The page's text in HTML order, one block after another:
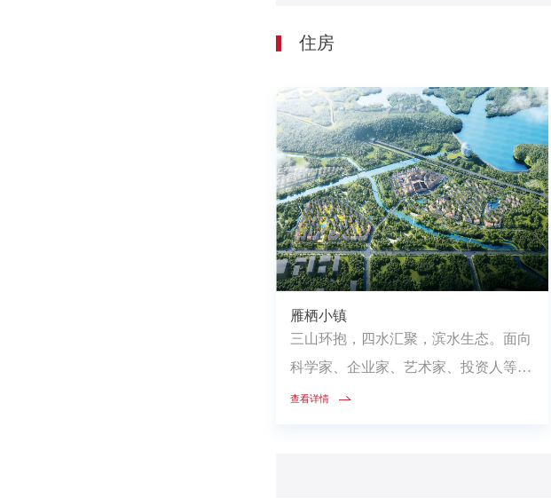
住房
雁栖小镇
三山环抱，四水汇聚，滨水生态。面向
科学家、企业家、艺术家、投资人等人
群，打造多层次居住生活空间、国际化
查看详情